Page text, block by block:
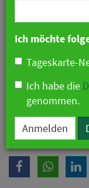
Ich möchte
Tageskarte-
Ich habe die
genommen.
Anmelden